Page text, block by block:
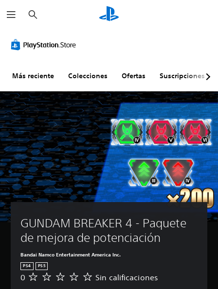
u
s
r
Más reciente Colecciones Ofertas Suscripciones
GUNDAM BREAKER 4 - Paquete
de mejora de potenciación
Bandai Namco Entertainment America Inc.
PS4 PS5
S
0 Sin calificaciones